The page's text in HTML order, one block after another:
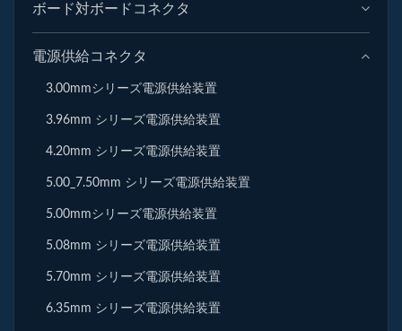
ボード対ボードコネクタ
電源供給コネクタ
3.00mmシリーズ電源供給装置
3.96mm シリーズ電源供給装置
4.20mm シリーズ電源供給装置
5.00_7.50mm シリーズ電源供給装置
5.00mmシリーズ電源供給装置
5.08mm シリーズ電源供給装置
5.70mm シリーズ電源供給装置
6.35mm シリーズ電源供給装置